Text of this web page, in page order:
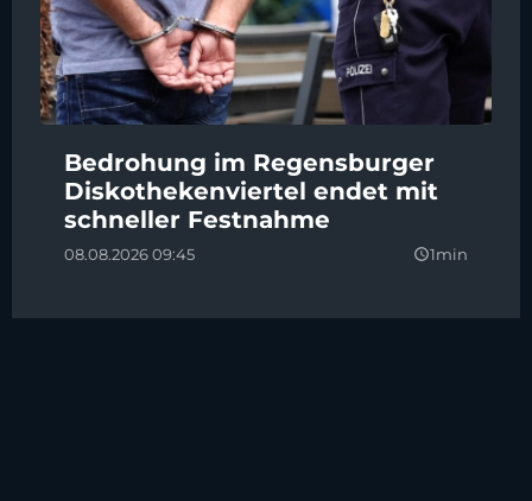
Bedrohung im Regensburger
Diskothekenviertel endet mit
schneller Festnahme
08.08.2026 09:45 query_builder1min